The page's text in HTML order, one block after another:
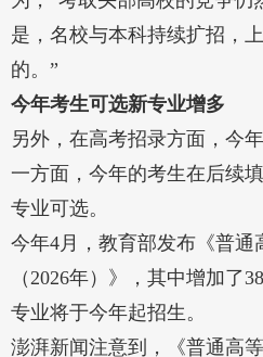
是，名校与本科持续扩招，
的。”
今年考生可选新专业增多
另外，在高考招录方面，今
一方面，今年的考生在后续
专业可选。
今年4月，教育部发布《普通
（2026年）》，其中增加了
专业将于今年起招生。
澎湃新闻注意到，《普通高